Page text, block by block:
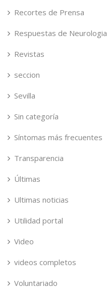
Recortes de Prensa
Respuestas de Neurologia
Revistas
seccion
Sevilla
Sin categoría
Síntomas más frecuentes
Transparencia
Últimas
Ultimas noticias
Utilidad portal
Video
videos completos
Voluntariado